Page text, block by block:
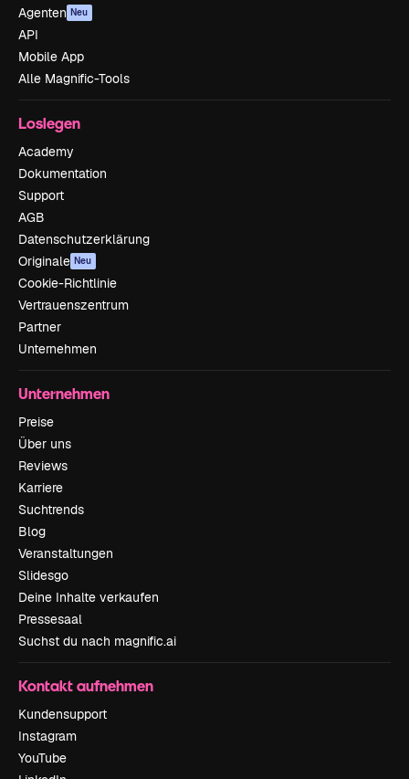
Agenten Neu
API
Mobile App
Alle Magnific-Tools
Loslegen
Academy
Dokumentation
Support
AGB
Datenschutzerklärung
Originale Neu
Cookie-Richtlinie
Vertrauenszentrum
Partner
Unternehmen
Unternehmen
Preise
Über uns
Reviews
Karriere
Suchtrends
Blog
Veranstaltungen
Slidesgo
Deine Inhalte verkaufen
Pressesaal
Suchst du nach magnific.ai
Kontakt aufnehmen
Kundensupport
Instagram
YouTube